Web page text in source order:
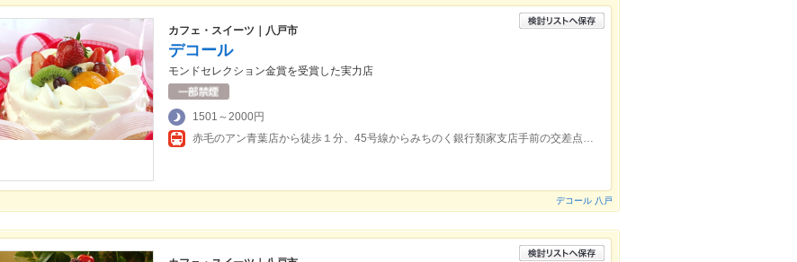
カフェ・スイーツ｜八戸市
デコール
モンドセレクション金賞を受賞した実力店
1501～2000円
赤毛のアン青葉店から徒歩１分、45号線からみちのく銀行類家支店手前の交差点を曲がり、100m程進むと右側にあります。
デコール 八戸